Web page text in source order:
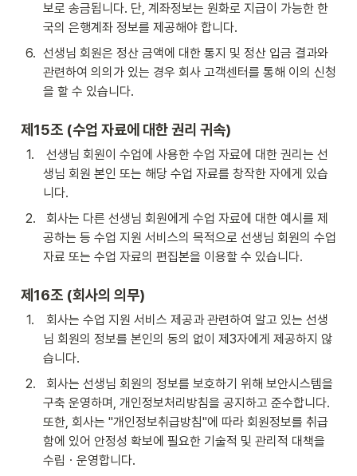
보로 송금됩니다. 단, 계좌정보는 원화로 지급이 가능한 한
국의 은행계좌 정보를 제공해야 합니다.
6. 선생님 회원은 정산 금액에 대한 통지 및 정산 입금 결과와
관련하여 의의가 있는 경우 회사 고객센터를 통해 이의 신청
을 할 수 있습니다.
제15조 (수업 자료에 대한 권리 귀속)
1.
생님 회원 본인 또는 해당 수업 자료를 창작한 자에게 있습
니다.
2.
공하는 등 수업 지원 서비스의 목적으로 선생님 회원의 수업
자료 또는 수업 자료의 편집본을 이용할 수 있습니다.
제16조 (회사의 의무)
1.
님 회원의 정보를 본인의 동의 없이 제3자에게 제공하지 않
습니다.
2.
구축 운영하며, 개인정보처리방침을 공지하고 준수합니다.
또한, 회사는 "개인정보취급방침"에 따라 회원정보를 취급
함에 있어 안정성 확보에 필요한 기술적 및 관리적 대책을
수립ㆍ운영합니다.